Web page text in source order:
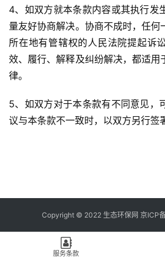
4、如双方就本条款内容或其执行发
量友好协商解决。协商不成时，任何
所在地有管辖权的人民法院提起诉
效、履行、解释及纠纷解决，都适用
律。
5、如双方对于本条款有不同意见，
议与本条款不一致时，以双方另行签
Copyright © 2022 生态环保网 京ICP
服务条款